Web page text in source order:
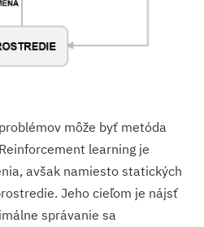
môže byť metóda
learning je
avšak namiesto statických
Jeho cieľom je nájsť
správanie sa